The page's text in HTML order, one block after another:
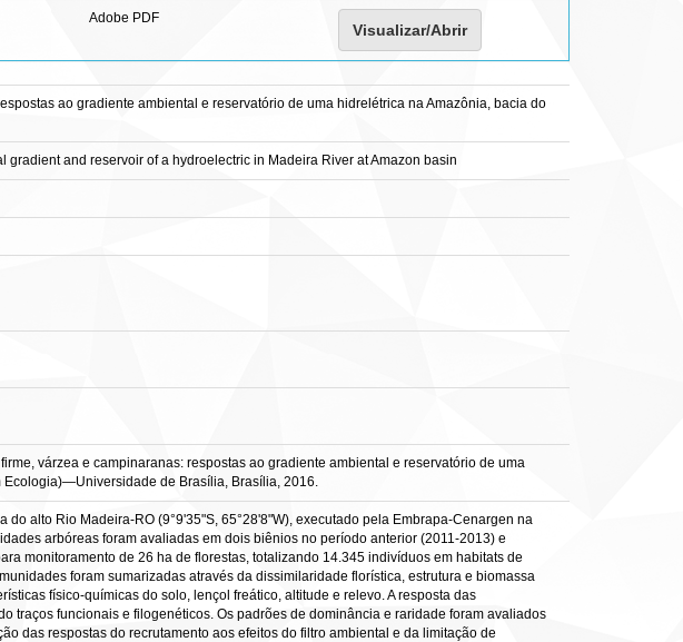
Adobe PDF
Visualizar/Abrir
ao gradiente ambiental e reservatório de uma hidrelétrica na Amazônia, bacia do
and reservoir of a hydroelectric in Madeira River at Amazon basin
várzea e campinaranas: respostas ao gradiente ambiental e reservatório de uma
Ecologia)—Universidade de Brasília, Brasília, 2016.
alto Rio Madeira-RO (9°9'35"S, 65°28'8"W), executado pela Embrapa-Cenargen na
arbóreas foram avaliadas em dois biênios no período anterior (2011-2013) e
monitoramento de 26 ha de florestas, totalizando 14.345 indivíduos em habitats de
foram sumarizadas através da dissimilaridade florística, estrutura e biomassa
físico-químicas do solo, lençol freático, altitude e relevo. A resposta das
traços funcionais e filogenéticos. Os padrões de dominância e raridade foram avaliados
das respostas do recrutamento aos efeitos do filtro ambiental e da limitação de